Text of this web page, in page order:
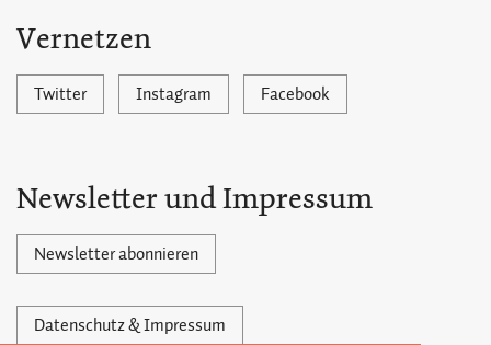
Vernetzen
Twitter Instagram Facebook
Newsletter und Impressum
Newsletter abonnieren
Datenschutz & Impressum